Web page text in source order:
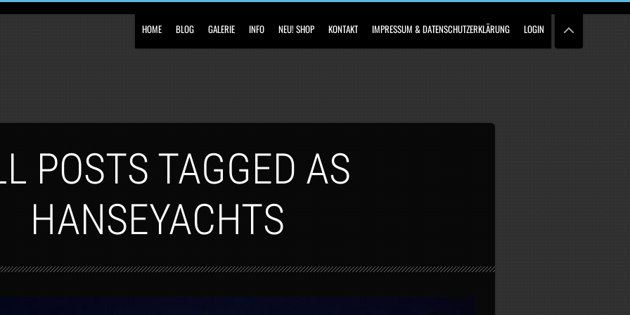
HOME BLOG GALERIE INFO NEU! SHOP KONTAKT IMPRESSUM & DATENSCHUTZERKLÄRUNG LOGIN
POSTS TAGGED AS
HANSEYACHTS